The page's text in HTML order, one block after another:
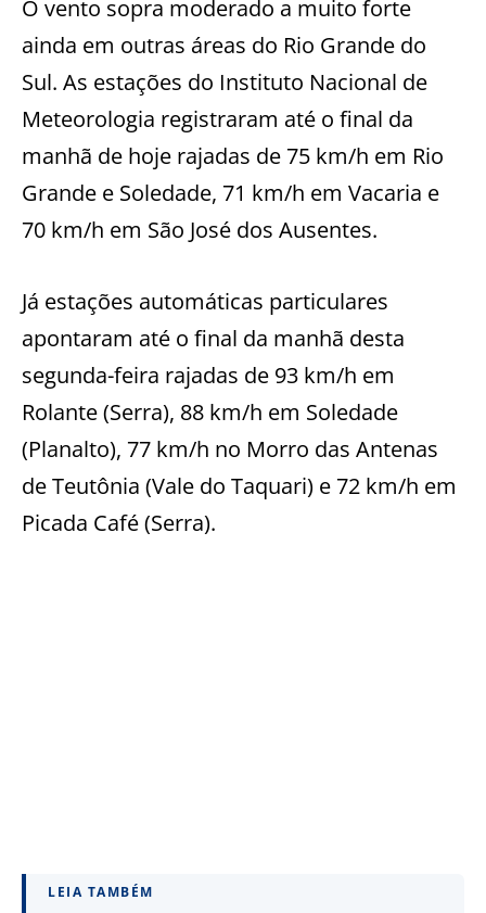
O vento sopra moderado a muito forte
ainda em outras áreas do Rio Grande do
Sul. As estações do Instituto Nacional de
Meteorologia registraram até o final da
manhã de hoje rajadas de 75 km/h em Rio
Grande e Soledade, 71 km/h em Vacaria e
70 km/h em São José dos Ausentes.
Já estações automáticas particulares
apontaram até o final da manhã desta
segunda-feira rajadas de 93 km/h em
Rolante (Serra), 88 km/h em Soledade
(Planalto), 77 km/h no Morro das Antenas
de Teutônia (Vale do Taquari) e 72 km/h em
Picada Café (Serra).
LEIA TAMBÉM